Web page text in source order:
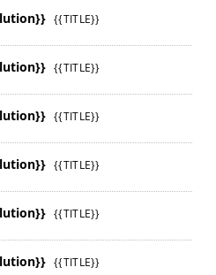
{{TITLE}}
{{TITLE}}
{{TITLE}}
{{TITLE}}
{{TITLE}}
{{TITLE}}